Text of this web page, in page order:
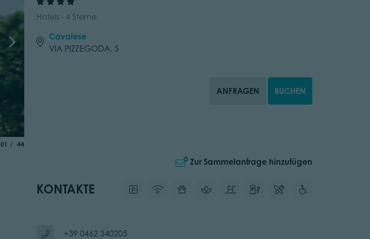
aria.slide_indicator.prefix
01 von
44
Hotels - 4 Sterne
Cavalese
VIA PIZZEGODA, 5
ANFRAGEN BUCHEN
Zur Sammelanfrage hinzufügen
KONTAKTE
+39 0462 340205